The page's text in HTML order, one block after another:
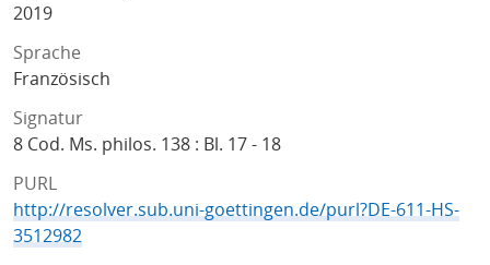
2019
Sprache
Französisch
Signatur
8 Cod. Ms. philos. 138 : Bl. 17 - 18
PURL
http://resolver.sub.uni-goettingen.de/purl?DE-611-HS-
3512982